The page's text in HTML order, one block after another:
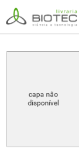
Pular
para
navegação
Pular
para
o
conteúdo